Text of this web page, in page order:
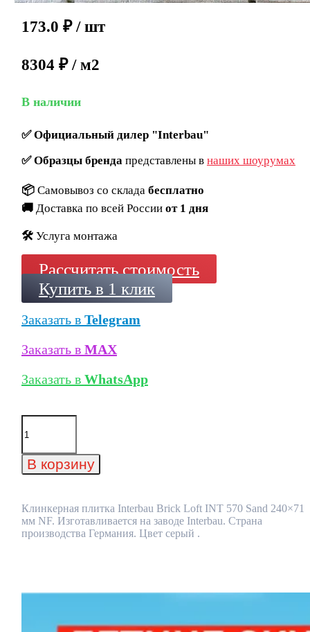
173.0 ₽ / шт
8304 ₽ / м2
В наличии
✅Официальный дилер "Interbau"
✅Образцы брендапредставлены в наших шоурумах
📦 Самовывоз со склада бесплатно
🚚 Доставка по всей России от 1 дня
🛠️ Услуга монтажа
Рассчитать стоимость
Купить в 1 клик
Заказать в Telegram
Заказать в MAX
Заказать в WhatsApp
Количество
товара
плитка
Interbau
INT
570
Sand
В корзину
Клинкерная плитка Interbau Brick Loft INT 570 Sand 240×71
мм NF. Изготавливается на заводе Interbau. Страна
производства Германия. Цвет серый .